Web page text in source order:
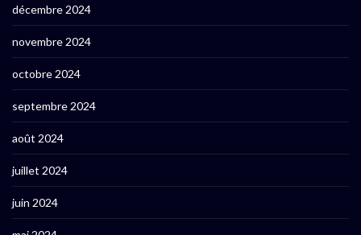
décembre 2024
novembre 2024
octobre 2024
septembre 2024
août 2024
juillet 2024
juin 2024